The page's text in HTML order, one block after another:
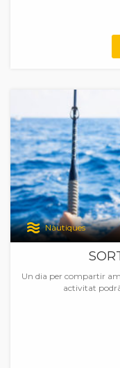
Nàutiques
Un dia per compartir
activitat